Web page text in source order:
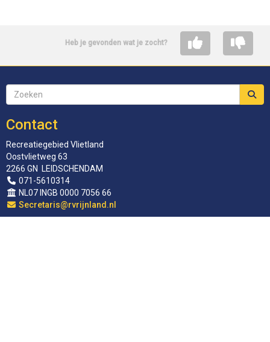
Heb je gevonden wat je zocht?
Contact
Recreatiegebied Vlietland
Oostvlietweg 63
2266 GN LEIDSCHENDAM
071-5610314
NL07 INGB 0000 7056 66
siraterceS@rvrijnland.nl